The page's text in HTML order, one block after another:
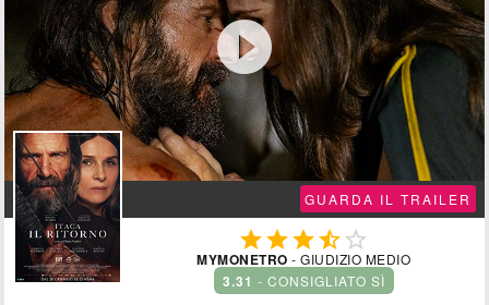

GUARDA IL TRAILER
 
MYMONETRO - GIUDIZIO MEDIO
3.31 - CONSIGLIATO SÌ